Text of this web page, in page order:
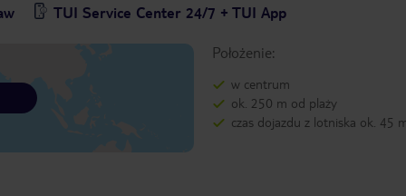
TUI Service Center 24/7 + TUI App
Położenie:
w centrum
ok. 250 m od plaży
czas dojazdu z lotniska ok. 45